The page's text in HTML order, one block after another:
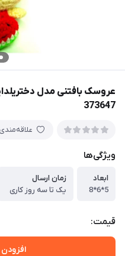
373647
علاقه‌مندی
ویژگی‌ها
ابعاد
5*6*8
زمان ارسال
یک تا سه روز کاری
قیمت: